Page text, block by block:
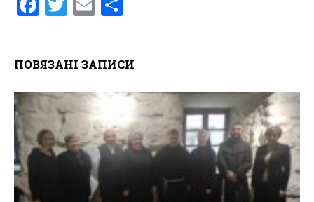
b
o
o
k
er
e
ПОВЯЗАНІ ЗАПИСИ